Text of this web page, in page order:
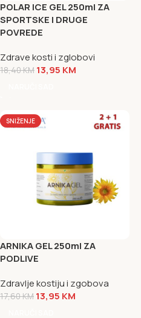
POLAR ICE GEL 250ml ZA
SPORTSKE I DRUGE
POVREDE
Zdrave kosti i zglobovi
18,40KM 13,95 KM
SNIŽENJE
ARNIKA GEL 250ml ZA
PODLIVE
Zdravlje kostiju i zgobova
17,60KM 13,95 KM